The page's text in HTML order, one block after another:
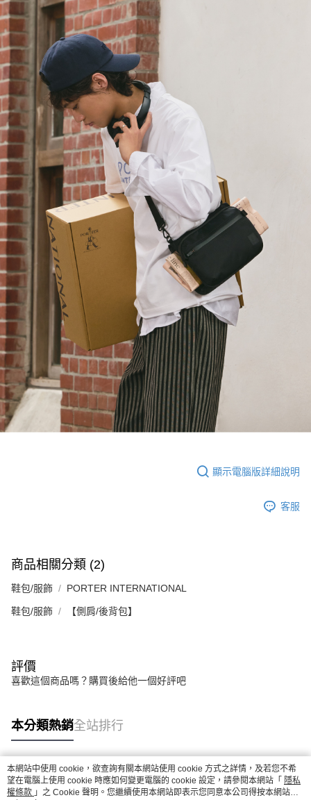
顯示電腦版詳細說明
客服
商品相關分類 (2)
鞋包/服飾 PORTER INTERNATIONAL
鞋包/服飾 【側肩/後背包】
評價
喜歡這個商品嗎？購買後給他一個好評吧
本分類熱銷全站排行
熱門標籤
本網站中使用 cookie，欲查詢有關本網站使用 cookie 方式之詳情，及若您不希
望在電腦上使用 cookie 時應如何變更電腦的 cookie 設定，請參閱本網站「 隱私
權條款 」之 Cookie 聲明。您繼續使用本網站即表示您同意本公司得按本網站使